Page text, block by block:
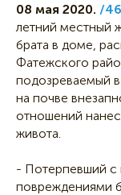
08 мая 2020. /
летний местный
брата в доме,
Фатежского
подозреваемый
на почве
отношений
живота.
- Потерпевший с
повреждениями